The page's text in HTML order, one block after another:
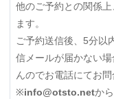
他のご予約との関係
ます。
ご予約送信後、5分以
信メールが届かない
んのでお電話にてお問
※info@otsto.netか